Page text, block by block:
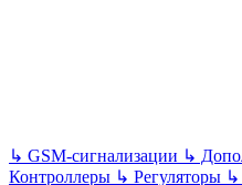
↳ GSM-сигнализации ↳
Контроллеры ↳ Регуляторы ↳